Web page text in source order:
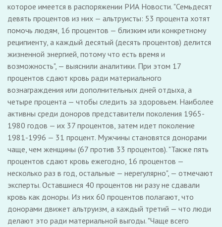
которое имеется в распоряжении РИА Новости. "Семьдесят
девять процентов из них — альтруисты: 53 процента хотят
помочь людям, 16 процентов — близким или конкретному
реципиенту, а каждый десятый (десять процентов) делится
жизненной энергией, потому что есть время и
возможность", — выяснили аналитики. При этом 17
процентов сдают кровь ради материального
вознаграждения или дополнительных дней отдыха, а
четыре процента — чтобы следить за здоровьем. Наиболее
активны среди доноров представители поколения 1965-
1980 годов — их 37 процентов, затем идет поколение
1981-1996 — 31 процент. Мужчины становятся донорами
чаще, чем женщины (67 против 33 процентов). "Также пять
процентов сдают кровь ежегодно, 16 процентов —
несколько раз в год, остальные — нерегулярно", — отмечают
эксперты. Оставшиеся 40 процентов ни разу не сдавали
кровь как доноры. Из них 60 процентов полагают, что
донорами движет альтруизм, а каждый третий — что люди
делают это ради материальной выгоды. "Чаще всего